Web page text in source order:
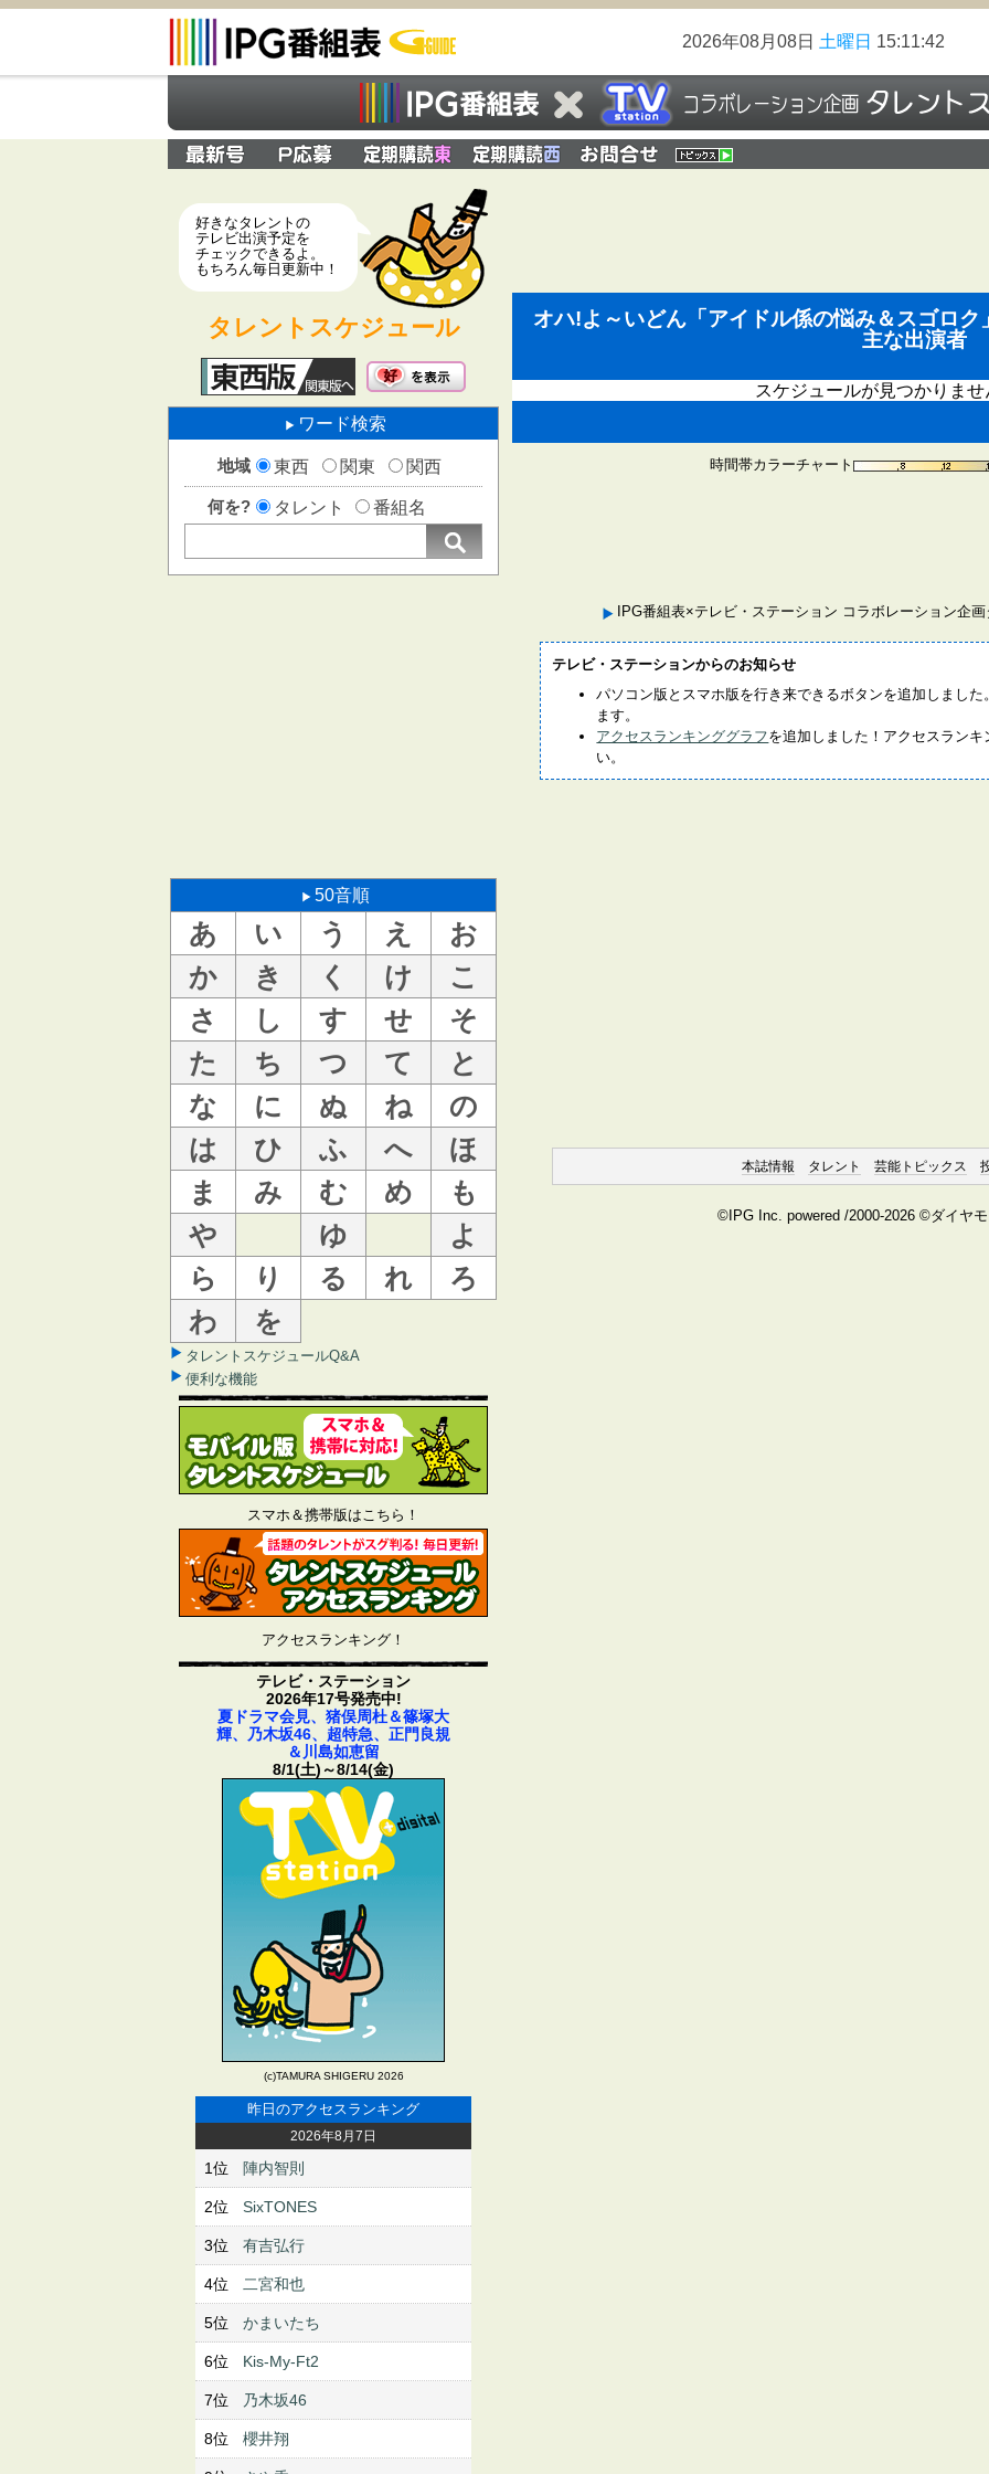
2026年08月08日 土曜日 15:11:42
好きなタレントの
テレビ出演予定を
チェックできるよ。
もちろん毎日更新中！
タレントスケジュール
ワード検索
地域 東西 関東 関西
何を? タレント 番組名
50音順
あ い う え
お
か
き く け
こ
さ
し す せ
そ
た
ち つ て
と
な
に ぬ ね
の
は
ひ ふ へ
ほ
ま
み む め
も
や
ゆ
よ
ら
り る れ
ろ
わ
を
タレントスケジュールQ&A
便利な機能
スマホ＆携帯版はこちら！
アクセスランキング！
テレビ・ステーション
2026年17号発売中!
夏ドラマ会見、猪俣周杜＆篠塚大
輝、乃木坂46、超特急、正門良規
＆川島如恵留
8/1(土)～8/14(金)
(c)TAMURA SHIGERU 2026
昨日のアクセスランキング
2026年8月7日
1位 陣内智則
2位 SixTONES
3位 有吉弘行
4位 二宮和也
5位 かまいたち
6位 Kis-My-Ft2
7位 乃木坂46
8位 櫻井翔
オハ!よ～いどん「アイドル係の悩み＆スゴロ
主な出演者
スケジュールが見つかりませ
時間帯カラーチャート
IPG番組表×テレビ・ステーション コラボレーション企
テレビ・ステーションからのお知らせ
パソコン版とスマホ版を行き来できるボタンを追加しまし
ます。
アクセスランキンググラフを追加しました！アクセスラン
い。
本誌情報 タレント 芸能トピックス
©IPG Inc. powered /2000-2026 ©ダイヤ